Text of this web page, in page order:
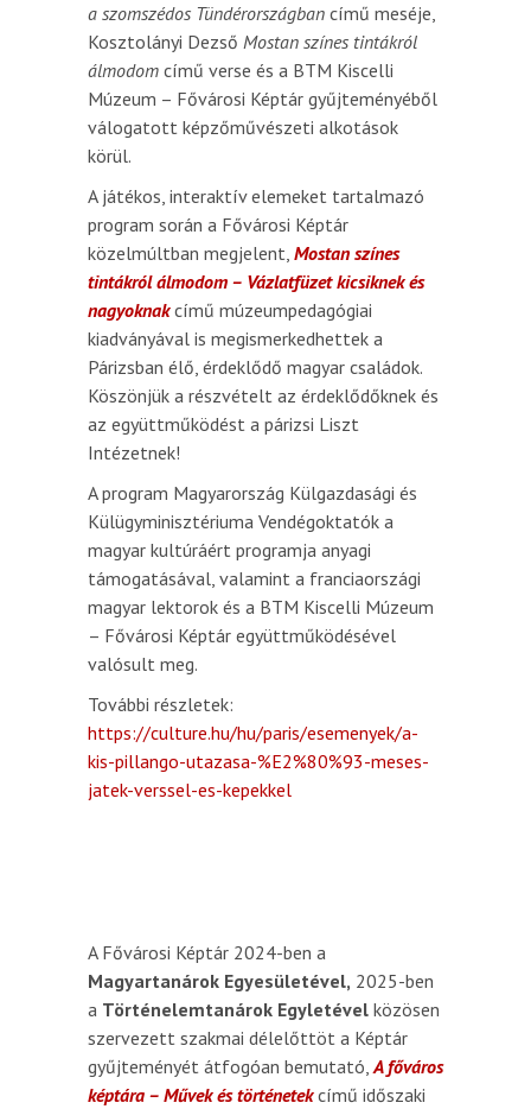
a szomszédos Tündérországban című meséje,
Kosztolányi Dezső Mostan színes tintákról
álmodom című verse és a BTM Kiscelli
Múzeum – Fővárosi Képtár gyűjteményéből
válogatott képzőművészeti alkotások
körül.
A játékos, interaktív elemeket tartalmazó
program során a Fővárosi Képtár
közelmúltban megjelent, Mostan színes
tintákról álmodom – Vázlatfüzet kicsiknek és
nagyoknak című múzeumpedagógiai
kiadványával is megismerkedhettek a
Párizsban élő, érdeklődő magyar családok.
Köszönjük a részvételt az érdeklődőknek és
az együttműködést a párizsi Liszt
Intézetnek!
A program Magyarország Külgazdasági és
Külügyminisztériuma Vendégoktatók a
magyar kultúráért programja anyagi
támogatásával, valamint a franciaországi
magyar lektorok és a BTM Kiscelli Múzeum
– Fővárosi Képtár együttműködésével
valósult meg.
További részletek:
https://culture.hu/hu/paris/esemenyek/a-
kis-pillango-utazasa-%E2%80%93-meses-
jatek-verssel-es-kepekkel
A Fővárosi Képtár 2024-ben a
Magyartanárok Egyesületével, 2025-ben
a Történelemtanárok Egyletével közösen
szervezett szakmai délelőttöt a Képtár
gyűjteményét átfogóan bemutató,A főváros
képtára – Művek és történetekcímű időszaki